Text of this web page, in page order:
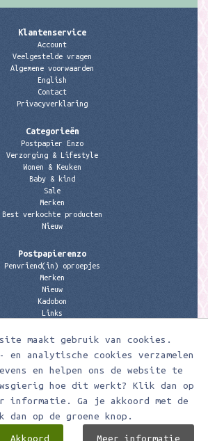
maakt gebruik van cookies.
en analytische cookies verzamelen
en helpen ons de website te
hoe dit werkt? Klik dan op
informatie. Ga je akkoord met de
dan op de groene knop.
Akkoord Meer informatie
Klantenservice
Account
Veelgestelde vragen
Algemene voorwaarden
English
Contact
Privacyverklaring
Categorieën
Postpapier Enzo
Verzorging & Lifestyle
Wonen & Keuken
Baby & kind
Sale
Merken
Best verkochte producten
Nieuw
Postpapierenzo
Penvriend(in) oproepjes
Merken
Nieuw
Kadobon
Links
Contactgegevens
Meerleuks
anita@meerleuks.nl
06 – 107 163 36
KVK nummer: 58807179
BTW nummer: 853190859B01